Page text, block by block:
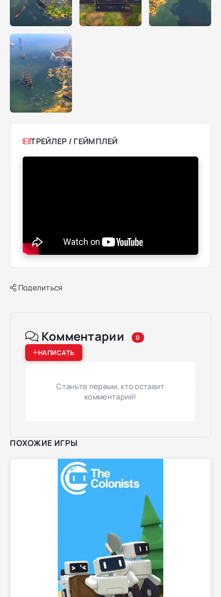
ТРЕЙЛЕР / ГЕЙМПЛЕЙ
Поделиться
Комментарии 0
НАПИСАТЬ
Станьте первым, кто оставит
комментарий!
ПОХОЖИЕ ИГРЫ